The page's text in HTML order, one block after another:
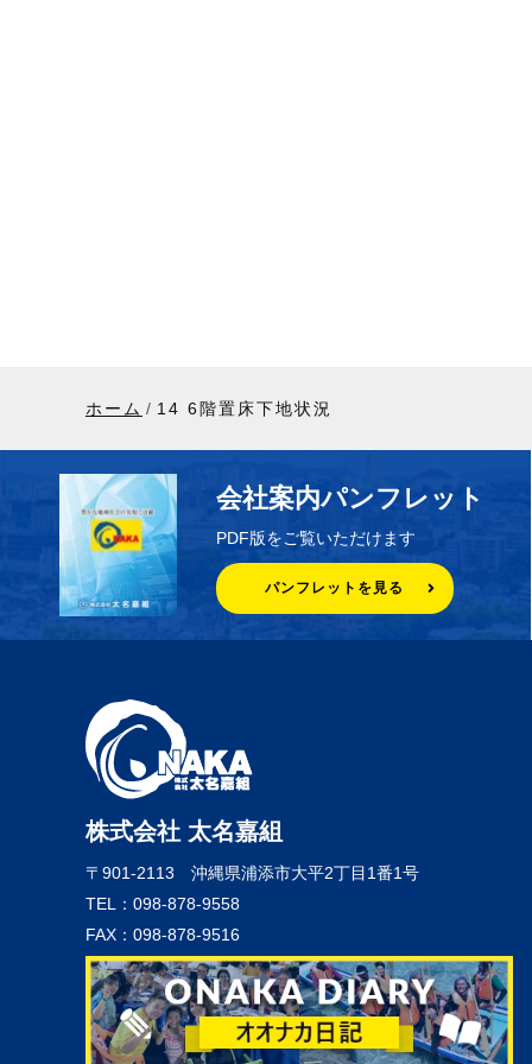
ホーム 14 6階置床下地状況
会社案内パンフレット
PDF版をご覧いただけます
パンフレットを見る
株式会社 太名嘉組
〒901-2113 沖縄県浦添市大平2丁目1番1号
TEL：098-878-9558
FAX：098-878-9516